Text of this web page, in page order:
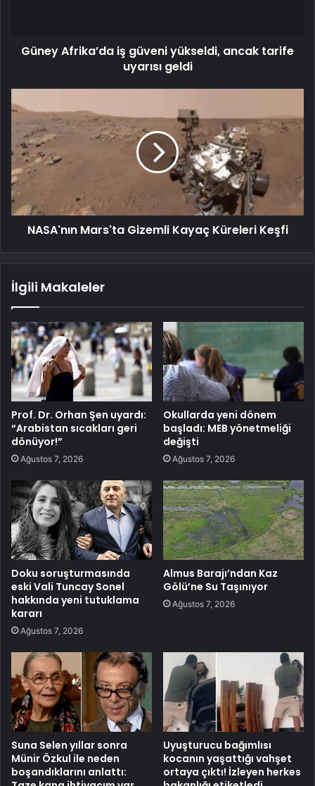
Güney Afrika’da iş güveni yükseldi, ancak tarife
uyarısı geldi
NASA'nın Mars'ta Gizemli Kayaç Küreleri Keşfi
İlgili Makaleler
Prof. Dr. Orhan Şen uyardı:
“Arabistan sıcakları geri
dönüyor!”
Ağustos 7, 2026
Okullarda yeni dönem
başladı: MEB yönetmeliği
değişti
Ağustos 7, 2026
Doku soruşturmasında
eski Vali Tuncay Sonel
hakkında yeni tutuklama
kararı
Ağustos 7, 2026
Almus Barajı’ndan Kaz
Gölü’ne Su Taşınıyor
Ağustos 7, 2026
Suna Selen yıllar sonra
Münir Özkul ile neden
boşandıklarını anlattı:
Uyuşturucu bağımlısı
kocanın yaşattığı vahşet
ortaya çıktı! İzleyen herkes